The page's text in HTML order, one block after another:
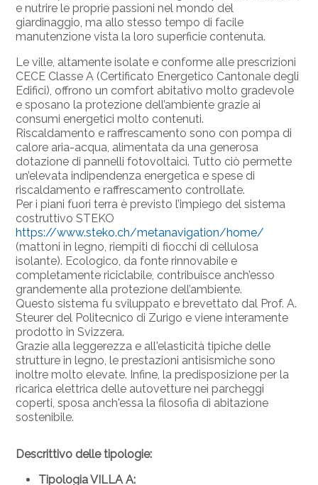
e nutrire le proprie passioni nel mondo del
giardinaggio, ma allo stesso tempo di facile
manutenzione vista la loro superficie contenuta.
Le ville, altamente isolate e conforme alle prescrizioni
CECE Classe A (Certificato Energetico Cantonale degli
Edifici), offrono un comfort abitativo molto gradevole
e sposano la protezione dell’ambiente grazie ai
consumi energetici molto contenuti.
Riscaldamento e raffrescamento sono con pompa di
calore aria-acqua, alimentata da una generosa
dotazione di pannelli fotovoltaici. Tutto ciò permette
un’elevata indipendenza energetica e spese di
riscaldamento e raffrescamento controllate.
Per i piani fuori terra è previsto l’impiego delsistema
costruttivo STEKO
https://www.steko.ch/metanavigation/home/
(mattoni in legno, riempiti di fiocchi di cellulosa
isolante). Ecologico, da fonte rinnovabile e
completamente riciclabile, contribuisce anch’esso
grandemente alla protezione dell’ambiente.
Questo sistema fu sviluppato e brevettato dal Prof. A.
Steurer del Politecnico di Zurigo e vieneinteramente
prodotto in Svizzera.
Grazie alla leggerezza e all'elasticità tipiche delle
strutture in legno, le prestazioni antisismiche sono
inoltre molto elevate. Infine, la predisposizione per la
ricarica elettrica delle autovetture nei parcheggi
coperti, sposa anch'essa la filosofia di abitazione
sostenibile.
Descrittivo delle tipologie:
Tipologia VILLA A: